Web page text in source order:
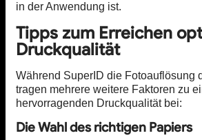
in der Anwendung ist.
Tipps zum Erreichen
Druckqualität
Während SuperID die Fotoauflösung
tragen mehrere weitere Faktoren zu
hervorragenden Druckqualität bei:
Die Wahl des richtigen Papiers